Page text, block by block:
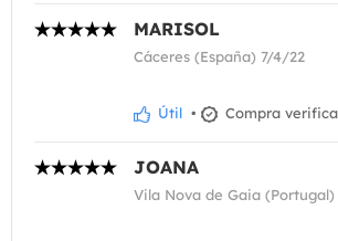
MARISOL
Cáceres (España) 7/4/22
Útil • Compra
JOANA
Vila Nova de Gaia